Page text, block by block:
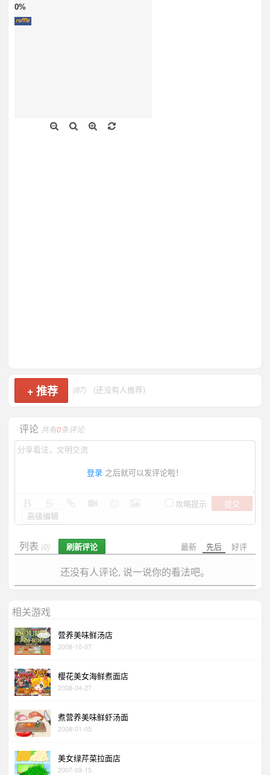
0%
+推荐 (87) (还没有人推荐)
评论 共有0条评论
登录 之后就可以发评论啦！
攻略提示
提交
高级编辑
最新 先后 好评
列表 (0) 刷新评论
还没有人评论, 说一说你的看法吧。
相关游戏
营养美味鲜汤店
2008-10-07
樱花美女海鲜煮面店
2008-04-27
煮营养美味鲜虾汤面
2008-01-05
美女绿芹菜拉面店
2007-09-15